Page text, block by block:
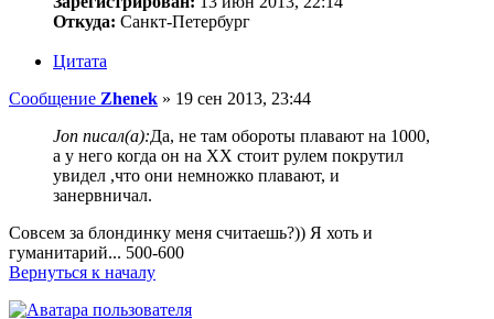
Откуда: Санкт-Петербург
Цитата
Сообщение Zhenek » 19 сен 2013, 23:44
Jon писал(а):Да, не там обороты плавают на 1000,
а у него когда он на ХХ стоит рулем покрутил
увидел ,что они немножко плавают, и
занервничал.
Совсем за блондинку меня считаешь?)) Я хоть и
гуманитарий... 500-600
Вернуться к началу